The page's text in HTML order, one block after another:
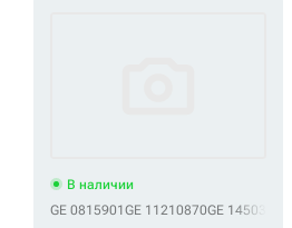
В наличии
GE 0815901 GE 11210870GE 14503884